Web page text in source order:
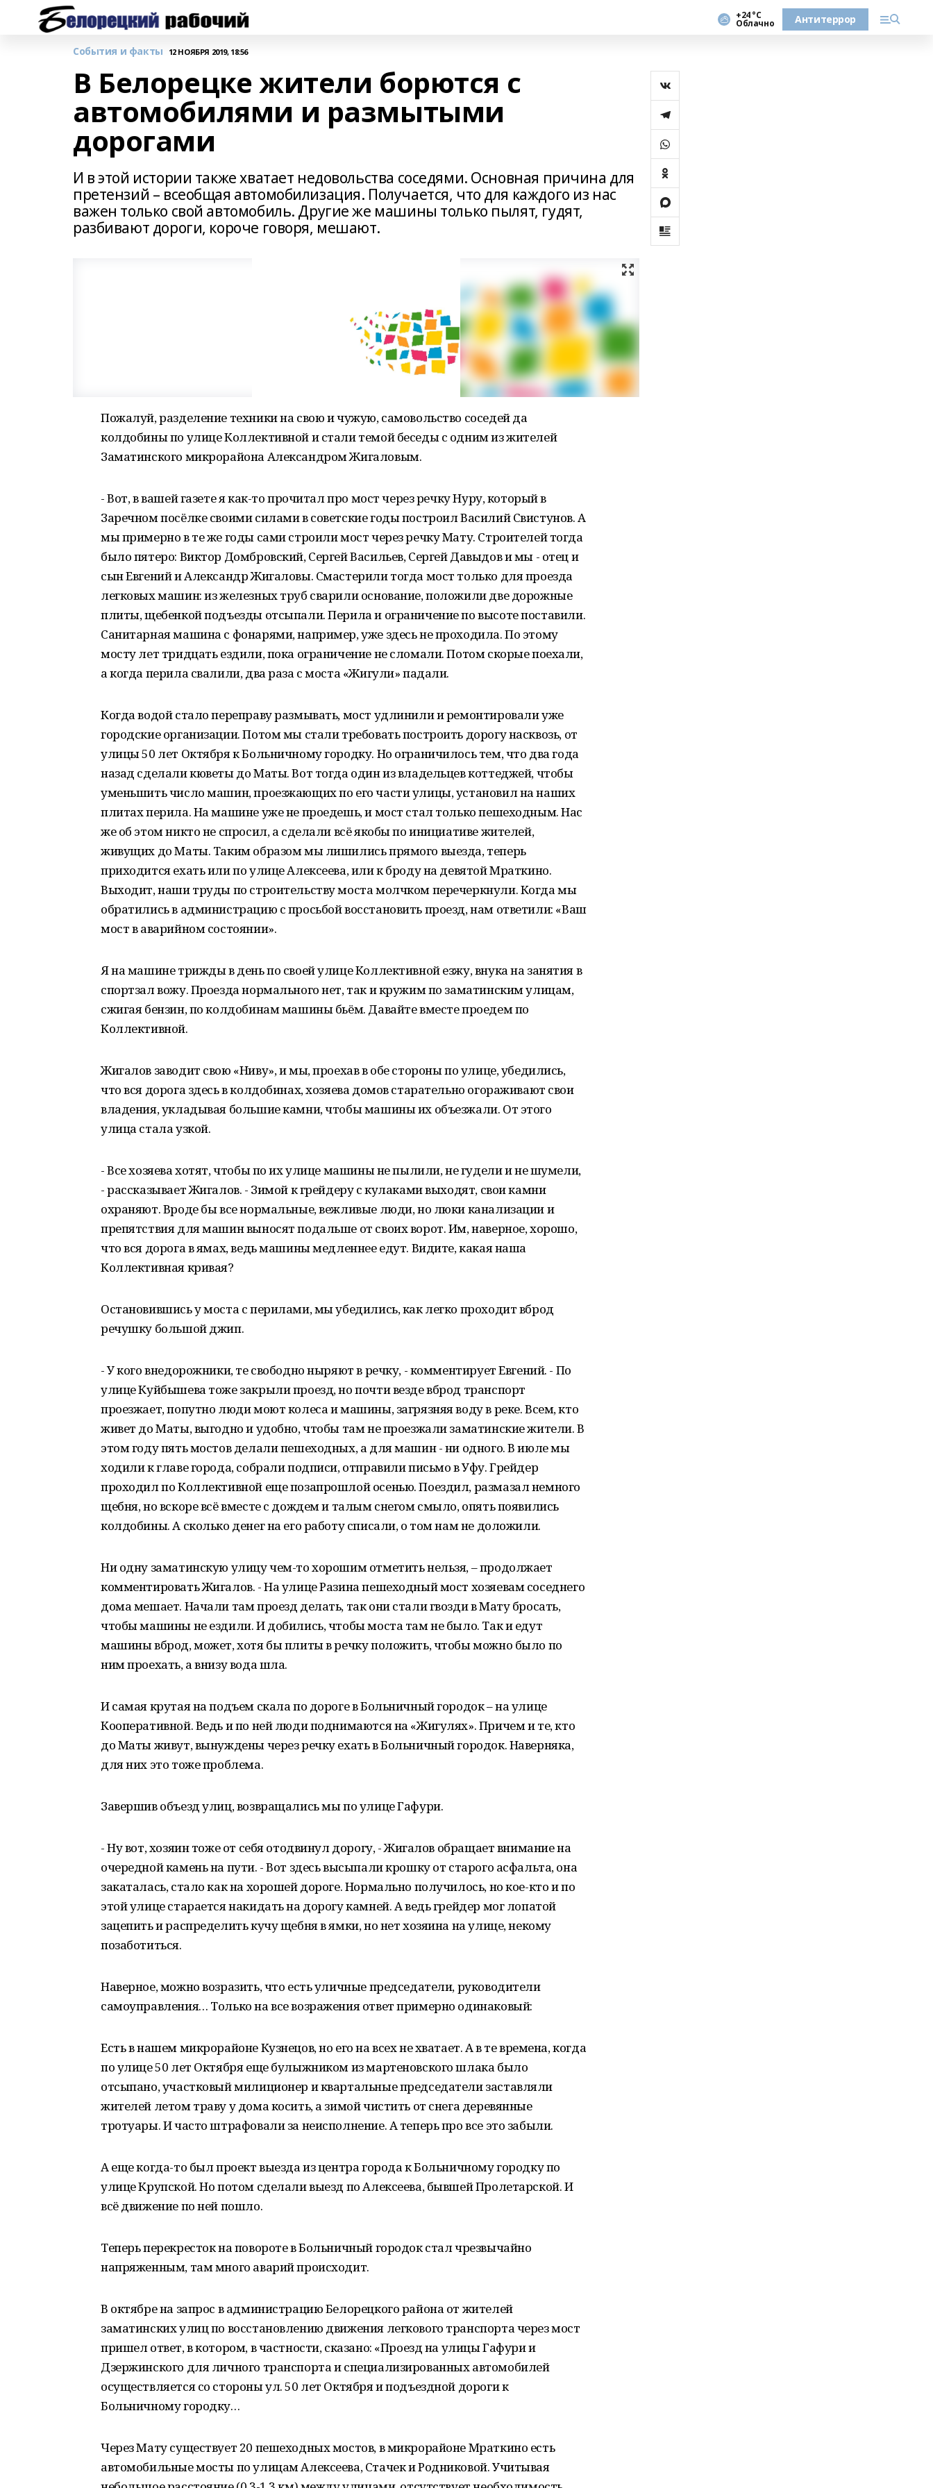
+24 °С
Облачно Антитеррор
События и факты 12 НОЯБРЯ 2019, 18:56
В Белорецке жители борются с
автомобилями и размытыми
дорогами
И в этой истории также хватает недовольства соседями. Основная причина для
претензий – всеобщая автомобилизация. Получается, что для каждого из нас
важен только свой автомобиль. Другие же машины только пылят, гудят,
разбивают дороги, короче говоря, мешают.
Пожалуй, разделение техники на свою и чужую, самовольство соседей да
колдобины по улице Коллективной и стали темой беседы с одним из жителей
Заматинского микрорайона Александром Жигаловым.
- Вот, в вашей газете я как-то прочитал про мост через речку Нуру, который в
Заречном посёлке своими силами в советские годы построил Василий Свистунов. А
мы примерно в те же годы сами строили мост через речку Мату. Строителей тогда
было пятеро: Виктор Домбровский, Сергей Васильев, Сергей Давыдов и мы - отец и
сын Евгений и Александр Жигаловы. Смастерили тогда мост только для проезда
легковых машин: из железных труб сварили основание, положили две дорожные
плиты, щебенкой подъезды отсыпали. Перила и ограничение по высоте поставили.
Санитарная машина с фонарями, например, уже здесь не проходила. По этому
мосту лет тридцать ездили, пока ограничение не сломали. Потом скорые поехали,
а когда перила свалили, два раза с моста «Жигули» падали.
Когда водой стало переправу размывать, мост удлинили и ремонтировали уже
городские организации. Потом мы стали требовать построить дорогу насквозь, от
улицы 50 лет Октября к Больничному городку. Но ограничилось тем, что два года
назад сделали кюветы до Маты. Вот тогда один из владельцев коттеджей, чтобы
уменьшить число машин, проезжающих по его части улицы, установил на наших
плитах перила. На машине уже не проедешь, и мост стал только пешеходным. Нас
же об этом никто не спросил, а сделали всё якобы по инициативе жителей,
живущих до Маты. Таким образом мы лишились прямого выезда, теперь
приходится ехать или по улице Алексеева, или к броду на девятой Мраткино.
Выходит, наши труды по строительству моста молчком перечеркнули. Когда мы
обратились в администрацию с просьбой восстановить проезд, нам ответили: «Ваш
мост в аварийном состоянии».
Я на машине трижды в день по своей улице Коллективной езжу, внука на занятия в
спортзал вожу. Проезда нормального нет, так и кружим по заматинским улицам,
сжигая бензин, по колдобинам машины бьём. Давайте вместе проедем по
Коллективной.
Жигалов заводит свою «Ниву», и мы, проехав в обе стороны по улице, убедились,
что вся дорога здесь в колдобинах, хозяева домов старательно огораживают свои
владения, укладывая большие камни, чтобы машины их объезжали. От этого
улица стала узкой.
- Все хозяева хотят, чтобы по их улице машины не пылили, не гудели и не шумели,
- рассказывает Жигалов. - Зимой к грейдеру с кулаками выходят, свои камни
охраняют. Вроде бы все нормальные, вежливые люди, но люки канализации и
препятствия для машин выносят подальше от своих ворот. Им, наверное, хорошо,
что вся дорога в ямах, ведь машины медленнее едут. Видите, какая наша
Коллективная кривая?
Остановившись у моста с перилами, мы убедились, как легко проходит вброд
речушку большой джип.
- У кого внедорожники, те свободно ныряют в речку, - комментирует Евгений. - По
улице Куйбышева тоже закрыли проезд, но почти везде вброд транспорт
проезжает, попутно люди моют колеса и машины, загрязняя воду в реке. Всем, кто
живет до Маты, выгодно и удобно, чтобы там не проезжали заматинские жители. В
этом году пять мостов делали пешеходных, а для машин - ни одного. В июле мы
ходили к главе города, собрали подписи, отправили письмо в Уфу. Грейдер
проходил по Коллективной еще позапрошлой осенью. Поездил, размазал немного
щебня, но вскоре всё вместе с дождем и талым снегом смыло, опять появились
колдобины. А сколько денег на его работу списали, о том нам не доложили.
Ни одну заматинскую улицу чем-то хорошим отметить нельзя, – продолжает
комментировать Жигалов. - На улице Разина пешеходный мост хозяевам соседнего
дома мешает. Начали там проезд делать, так они стали гвозди в Мату бросать,
чтобы машины не ездили. И добились, чтобы моста там не было. Так и едут
машины вброд, может, хотя бы плиты в речку положить, чтобы можно было по
ним проехать, а внизу вода шла.
И самая крутая на подъем скала по дороге в Больничный городок – на улице
Кооперативной. Ведь и по ней люди поднимаются на «Жигулях». Причем и те, кто
до Маты живут, вынуждены через речку ехать в Больничный городок. Наверняка,
для них это тоже проблема.
Завершив объезд улиц, возвращались мы по улице Гафури.
- Ну вот, хозяин тоже от себя отодвинул дорогу, - Жигалов обращает внимание на
очередной камень на пути. - Вот здесь высыпали крошку от старого асфальта, она
закаталась, стало как на хорошей дороге. Нормально получилось, но кое-кто и по
этой улице старается накидать на дорогу камней. А ведь грейдер мог лопатой
зацепить и распределить кучу щебня в ямки, но нет хозяина на улице, некому
позаботиться.
Наверное, можно возразить, что есть уличные председатели, руководители
самоуправления… Только на все возражения ответ примерно одинаковый:
Есть в нашем микрорайоне Кузнецов, но его на всех не хватает. А в те времена, когда
по улице 50 лет Октября еще булыжником из мартеновского шлака было
отсыпано, участковый милиционер и квартальные председатели заставляли
жителей летом траву у дома косить, а зимой чистить от снега деревянные
тротуары. И часто штрафовали за неисполнение. А теперь про все это забыли.
А еще когда-то был проект выезда из центра города к Больничному городку по
улице Крупской. Но потом сделали выезд по Алексеева, бывшей Пролетарской. И
всё движение по ней пошло.
Теперь перекресток на повороте в Больничный городок стал чрезвычайно
напряженным, там много аварий происходит.
В октябре на запрос в администрацию Белорецкого района от жителей
заматинских улиц по восстановлению движения легкового транспорта через мост
пришел ответ, в котором, в частности, сказано: «Проезд на улицы Гафури и
Дзержинского для личного транспорта и специализированных автомобилей
осуществляется со стороны ул. 50 лет Октября и подъездной дороги к
Больничному городку…
Через Мату существует 20 пешеходных мостов, в микрорайоне Мраткино есть
автомобильные мосты по улицам Алексеева, Стачек и Родниковой. Учитывая